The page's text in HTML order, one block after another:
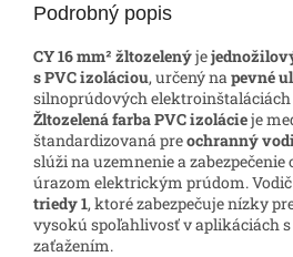
Podrobný popis
CY 16 mm² žltozelenýje
s PVC izoláciou, určený napevné
silnoprúdových elektroinštaláciách
Žltozelená farba PVC izolácieje
štandardizovaná preochranný
slúži na uzemnenie a zabezpečenie
úrazom elektrickým prúdom.
triedy 1, ktoré zabezpečuje nízky
vysokú spoľahlivosť v aplikáciách
zaťažením.